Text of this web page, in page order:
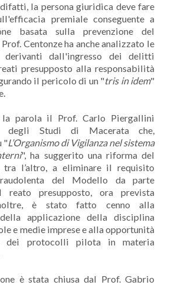
la persona giuridica deve fare
premiale conseguente a
basata sulla prevenzione del
Centonze ha anche analizzato le
derivanti dall'ingresso dei delitti
presupposto alla responsabilità
il pericolo di un "tris in idem"
parola il Prof. Carlo Piergallini
degli Studi di Macerata che,
"L’Organismo di Vigilanza nel sistema
", ha suggerito una riforma del
tra l’altro, a eliminare il requisito
del Modello da parte
reato presupposto, ora prevista
è stato fatto cenno alla
applicazione della disciplina
e medie imprese e alla opportunità
dei protocolli pilota in materia
è stata chiusa dal Prof. Gabrio